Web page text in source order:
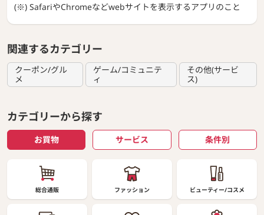
(※) SafariやChromeなどwebサイトを表示するアプリのこと
関連するカテゴリー
クーポン/グル
メ
ゲーム/コミュニテ
ィ
その他(サービ
ス)
カテゴリーから探す
お買物 サービス 条件別
総合通販 ファッション ビューティー/コスメ